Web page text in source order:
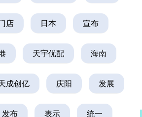
店 日本 宣布
天宇优配 海南
成创亿 庆阳 发展
发布 表示 统一